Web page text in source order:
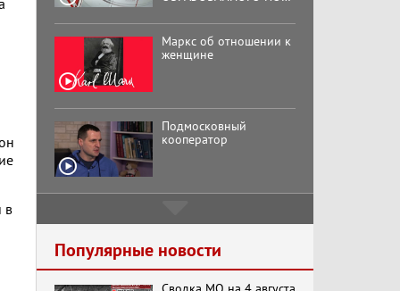
в
ОБЩЕСТВЕННОГО
КОМИТЕТА ЗА
ОСВОБОЖДЕНИЕ
ПРЕЗИДЕНТА
Маркс об отношении к
женщине
Подмосковный
кооператор
требовалось доказать!»
Популярные новости